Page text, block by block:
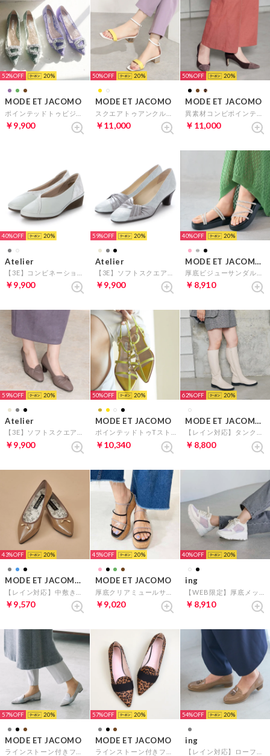
52% 20
MODE ET JACOMO
￥9,900
50% 20
MODE ET JACOMO
￥11,000
50% 20
MODE ET JACOMO
￥11,000
40% 20
Atelier
￥9,900
59% 20
Atelier
￥9,900
40% 20
MODE ET JACOMO carino
￥8,910
59% 20
Atelier
￥9,900
50% 20
MODE ET JACOMO
￥10,340
62% 20
MODE ET JACOMO carino
￥8,800
43% 20
MODE ET JACOMO carino
￥9,570
45% 20
MODE ET JACOMO
￥9,020
40% 20
ing
￥8,910
57% 20
MODE ET JACOMO
57% 20
MODE ET JACOMO
54% 20
ing